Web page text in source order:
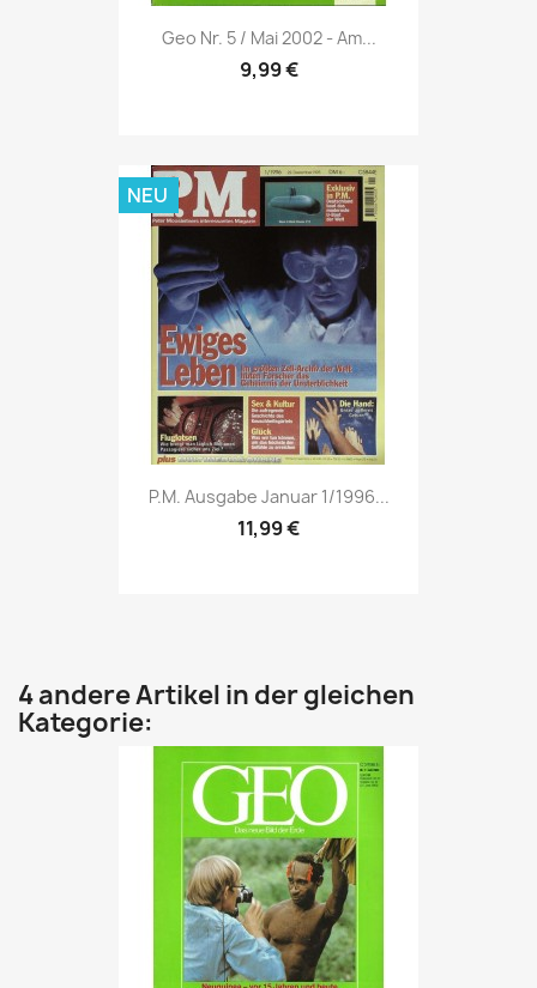
 Vorschau
Geo Nr. 5 / Mai 2002 - Am...
9,99 €
Vorschau
P.M. Ausgabe Januar 1/1996...
11,99 €
NEU
4 andere Artikel in der gleichen
Kategorie: